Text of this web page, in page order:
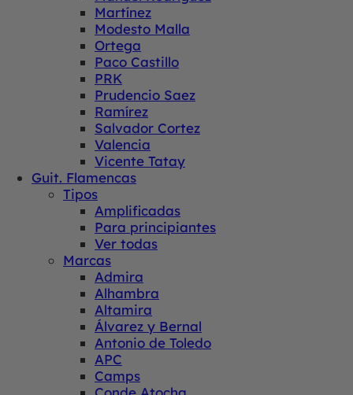
Martínez
Modesto Malla
Ortega
Paco Castillo
PRK
Prudencio Saez
Ramírez
Salvador Cortez
Valencia
Vicente Tatay
Guit. Flamencas
Tipos
Amplificadas
Para principiantes
Ver todas
Marcas
Admira
Alhambra
Altamira
Álvarez y Bernal
Antonio de Toledo
APC
Camps